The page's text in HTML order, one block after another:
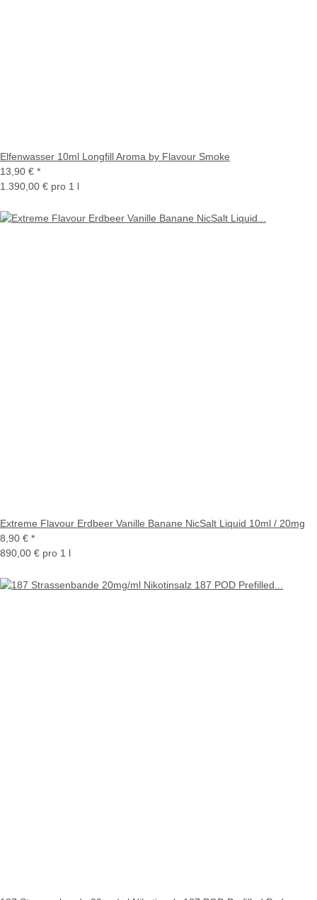
Elfenwasser 10ml Longfill Aroma by Flavour Smoke
13,90 € *
1.390,00 € pro 1 l
Extreme Flavour Erdbeer Vanille Banane NicSalt Liquid 10ml / 20mg
8,90 € *
890,00 € pro 1 l